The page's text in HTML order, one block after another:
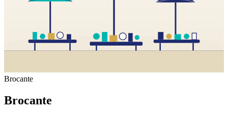
Brocante
Brocante